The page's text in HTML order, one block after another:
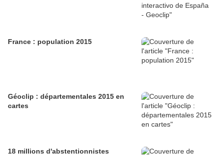
France : population 2015
Géoclip : départementales 2015 en
cartes
18 millions d'abstentionnistes